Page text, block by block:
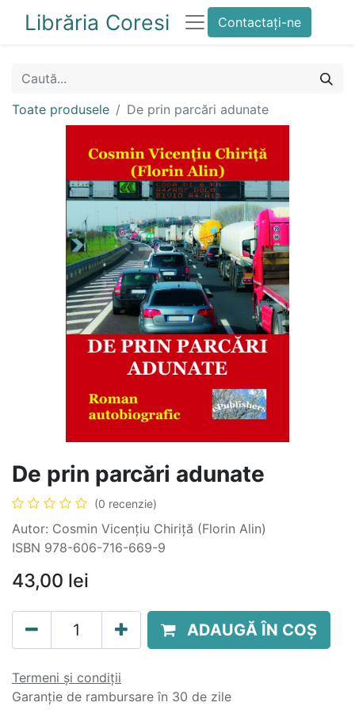
Librăria Coresi Contactați-ne
Toate produsele De prin parcări adunate
De prin parcări adunate
(0 recenzie)
Autor: Cosmin Vicențiu Chiriță (Florin Alin)
ISBN 978-606-716-669-9
43,00 lei
ADAUGĂ ÎN COȘ
Termeni și condiții
Garanție de rambursare în 30 de zile